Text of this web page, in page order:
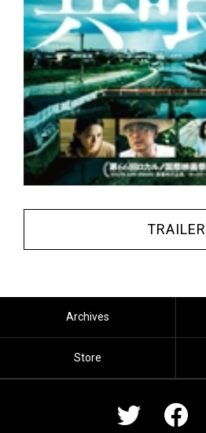
TRAILER
Archives
Store